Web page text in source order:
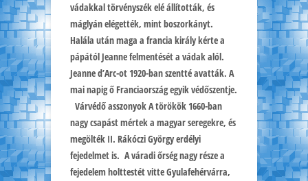
vádakkal törvényszék elé állították, és
máglyán elégették, mint boszorkányt.
Halála után maga a francia király kérte a
pápától Jeanne felmentését a vádak alól.
Jeanne d’Arc-ot 1920-ban szentté avatták. A
mai napig ő Franciaország egyik védőszentje.
Várvédő asszonyok A törökök 1660-ban
nagy csapást mértek a magyar seregekre, és
megölték II. Rákóczi György erdélyi
fejedelmet is. A váradi őrség nagy része a
fejedelem holttestét vitte Gyulafehérvárra,